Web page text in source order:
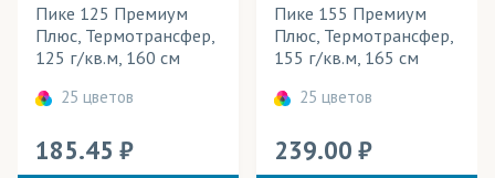
Пике 125 Премиум
Плюс, Термотрансфер,
125 г/кв.м, 160 см
25 цветов
185.45
Пике 155 Премиум
Плюс, Термотрансфер,
155 г/кв.м, 165 см
25 цветов
239.00